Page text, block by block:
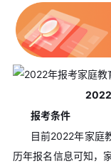
2022
报考条件
目前2022年家庭
历年报名信息可知，